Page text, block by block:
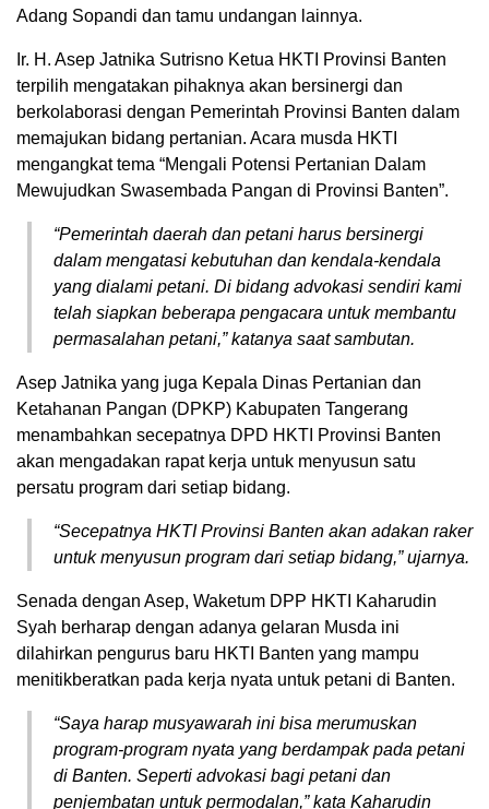
Adang Sopandi dan tamu undangan lainnya.
Ir. H. Asep Jatnika Sutrisno Ketua HKTI Provinsi Banten
terpilih mengatakan pihaknya akan bersinergi dan
berkolaborasi dengan Pemerintah Provinsi Banten dalam
memajukan bidang pertanian. Acara musda HKTI
mengangkat tema “Mengali Potensi Pertanian Dalam
Mewujudkan Swasembada Pangan di Provinsi Banten”.
“Pemerintah daerah dan petani harus bersinergi
dalam mengatasi kebutuhan dan kendala-kendala
yang dialami petani. Di bidang advokasi sendiri kami
telah siapkan beberapa pengacara untuk membantu
permasalahan petani,” katanya saat sambutan.
Asep Jatnika yang juga Kepala Dinas Pertanian dan
Ketahanan Pangan (DPKP) Kabupaten Tangerang
menambahkan secepatnya DPD HKTI Provinsi Banten
akan mengadakan rapat kerja untuk menyusun satu
persatu program dari setiap bidang.
“Secepatnya HKTI Provinsi Banten akan adakan raker
untuk menyusun program dari setiap bidang,” ujarnya.
Senada dengan Asep, Waketum DPP HKTI Kaharudin
Syah berharap dengan adanya gelaran Musda ini
dilahirkan pengurus baru HKTI Banten yang mampu
menitikberatkan pada kerja nyata untuk petani di Banten.
“Saya harap musyawarah ini bisa merumuskan
program-program nyata yang berdampak pada petani
di Banten. Seperti advokasi bagi petani dan
penjembatan untuk permodalan,” kata Kaharudin